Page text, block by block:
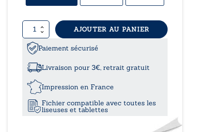
15,99€
quantité
de
Les
déboires
des
AJOUTER AU PANIER
Paiement sécurisé
Livraison pour 3€, retrait gratuit
Impression en France
Fichier compatible avec toutes les
liseuses et tablettes